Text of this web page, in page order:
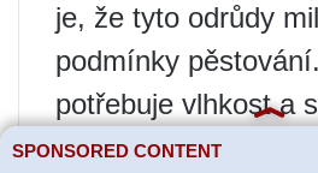
je, že tyto odrůdy
podmínky
potřebuje vlhkost a
červenou, lehkou
SPONSORED CONTENT